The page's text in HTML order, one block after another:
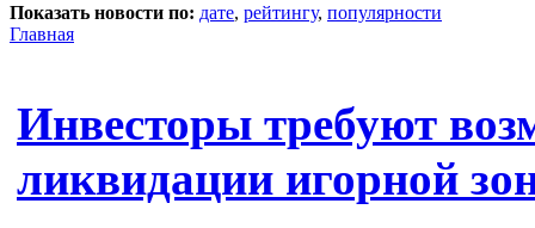
Показать новости по: дате, рейтингу, популярности
Главная
Инвесторы требуют
ликвидации игорной